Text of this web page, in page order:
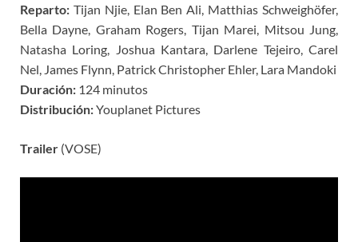
Reparto: Tijan Njie, Elan Ben Ali, Matthias Schweighöfer,
Bella Dayne, Graham Rogers, Tijan Marei, Mitsou Jung,
Natasha Loring, Joshua Kantara, Darlene Tejeiro, Carel
Nel, James Flynn, Patrick Christopher Ehler, Lara Mandoki
Duración: 124 minutos
Distribución:Youplanet Pictures
Trailer (VOSE)